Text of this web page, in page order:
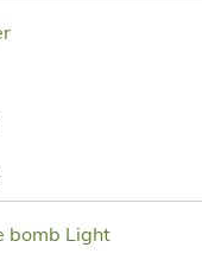
bomb Light